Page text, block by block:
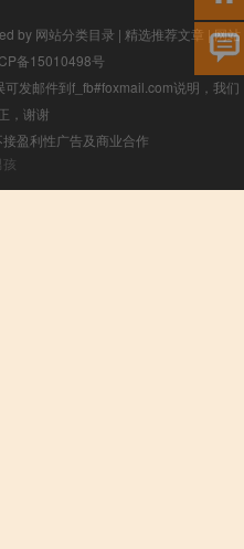
by 网站分类目录 | 精选推荐文章 |网站
备15010498号
发邮件到f_fb#foxmail.com说明，我们
，谢谢
盈利性广告及商业合作